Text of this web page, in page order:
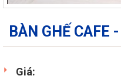
BÀN GHẾ CAFE
Giá: